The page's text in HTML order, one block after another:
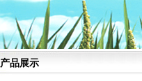
产品展示